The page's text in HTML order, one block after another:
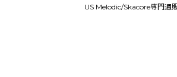
US Melodic/Skacore専門